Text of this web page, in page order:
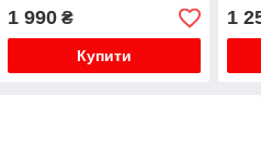
1 990₴
Купити
1